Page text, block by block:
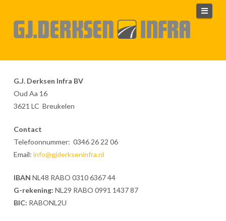
G.J. Derksen Infra BV
Oud Aa 16
3621 LC Breukelen
Contact
Telefoonnummer: 0346 26 22 06
Email: info@gjderkseninfra.nl
IBAN NL48 RABO 0310 6367 44
G-rekening: NL29 RABO 0991 1437 87
BIC: RABONL2U